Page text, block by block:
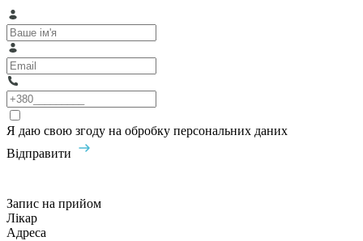
Я даю свою згоду на обробку персональних даних
Відправити
Запис на прийом
Лікар
Адреса